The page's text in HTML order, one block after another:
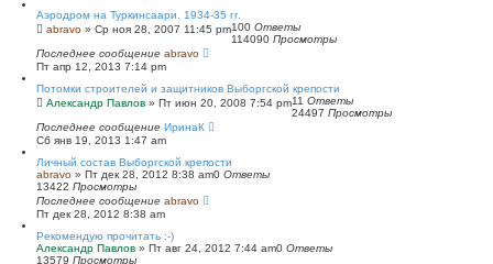
Аэродром на Туркинсаари. 1934-35 гг.
abravo » Ср ноя 28, 2007 11:45 pm100 Ответы
114090 Просмотры
Последнее сообщение abravo
Пт апр 12, 2013 7:14 pm
Потомки строителей и защитников Выборгской крепости
Александр Павлов » Пт июн 20, 2008 7:54 pm11 Ответы
24497 Просмотры
Последнее сообщение ИринаК
Сб янв 19, 2013 1:47 am
Личный состав Выборгской крепости
abravo » Пт дек 28, 2012 8:38 am0 Ответы
13422 Просмотры
Последнее сообщение abravo
Пт дек 28, 2012 8:38 am
Рекомендую прочитать :-)
Александр Павлов » Пт авг 24, 2012 7:44 am0 Ответы
13579 Просмотры